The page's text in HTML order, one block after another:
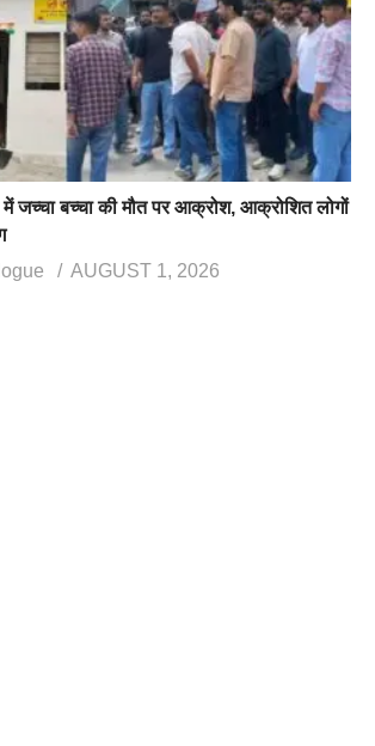
में जच्चा बच्चा की मौत पर आक्रोश, आक्रोशित लोगों
AUGUST 1, 2026